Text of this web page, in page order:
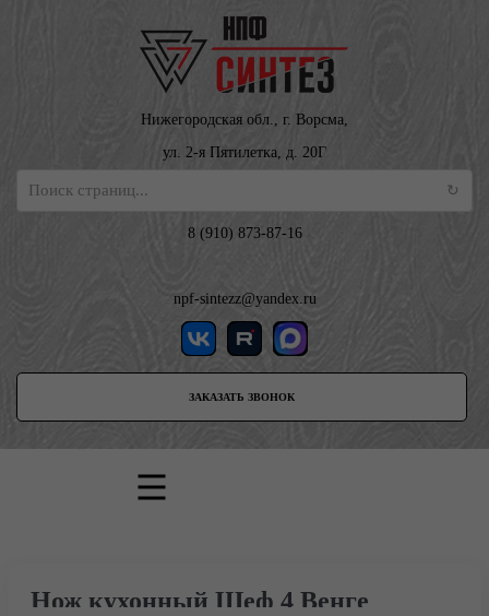
Нижегородская обл., г. Ворсма,
ул. 2-я Пятилетка, д. 20Г
8 (910) 873-87-16
npf-sintezz@yandex.ru
ЗАКАЗАТЬ ЗВОНОК
Нож кухонный Шеф 4 Венге